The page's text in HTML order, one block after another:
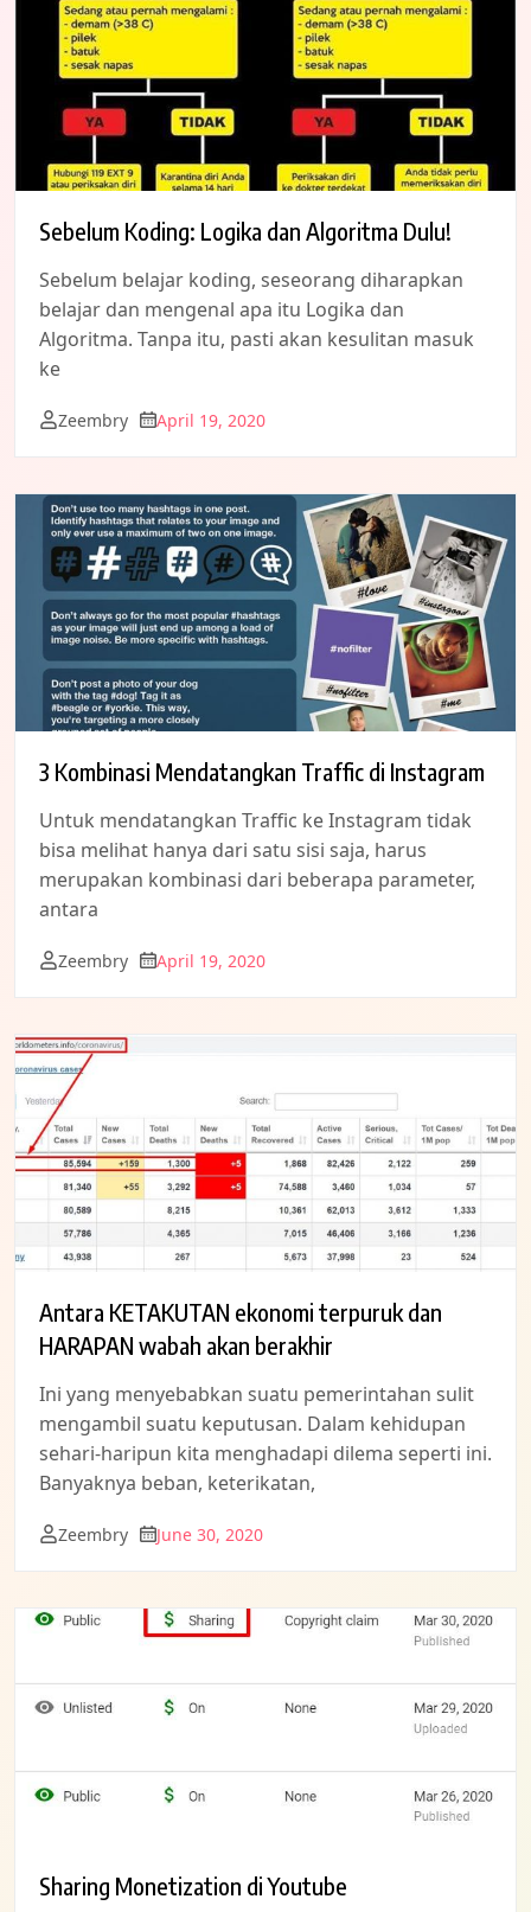
Sebelum Koding: Logika dan Algoritma Dulu!
Sebelum belajar koding, seseorang diharapkan
belajar dan mengenal apa itu Logika dan
Algoritma. Tanpa itu, pasti akan kesulitan masuk
ke
Zeembry April 19, 2020
3 Kombinasi Mendatangkan Traffic di Instagram
Untuk mendatangkan Traffic ke Instagram tidak
bisa melihat hanya dari satu sisi saja, harus
merupakan kombinasi dari beberapa parameter,
antara
Zeembry April 19, 2020
Antara KETAKUTAN ekonomi terpuruk dan
HARAPAN wabah akan berakhir
Ini yang menyebabkan suatu pemerintahan sulit
mengambil suatu keputusan. Dalam kehidupan
sehari-haripun kita menghadapi dilema seperti ini.
Banyaknya beban, keterikatan,
Zeembry June 30, 2020
Sharing Monetization di Youtube